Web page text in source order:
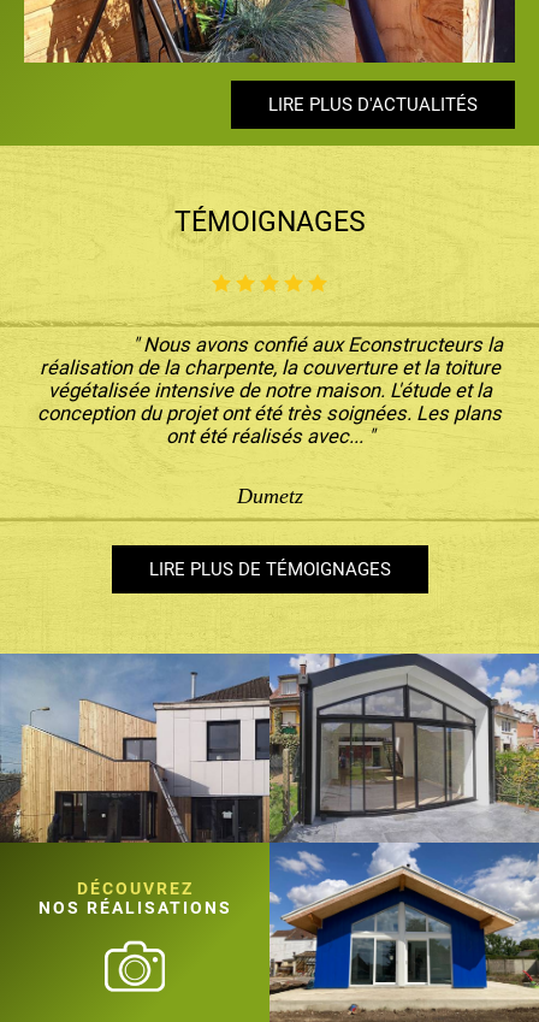
LIRE PLUS D'ACTUALITÉS
LIRE PLUS D'ACTUALITÉS
LIRE PLUS D'ACTUALITÉS
LIRE PLUS D'ACTUALITÉS
LIRE PLUS D'ACTUALITÉS
TÉMOIGNAGES
" Nous avons confié aux Econstructeurs la
réalisation de la charpente, la couverture et la toiture
végétalisée intensive de notre maison. L'étude et la
conception du projet ont été très soignées. Les plans
ont été réalisés avec... "
Dumetz
LIRE PLUS DE TÉMOIGNAGES
DÉCOUVREZ
NOS RÉALISATIONS